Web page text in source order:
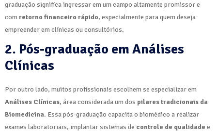
graduação significa ingressar em um campo altamente promissor e
comretorno financeiro rápido, especialmente para quem deseja
empreender em clínicas ou consultórios.
2. Pós-graduação em Análises
Clínicas
Por outro lado, muitos profissionais escolhem se especializar em
Análises Clínicas, área considerada um dos pilares tradicionais da
Biomedicina. Essa pós-graduação capacita o biomédico a realizar
exames laboratoriais, implantar sistemas de controle de qualidade e